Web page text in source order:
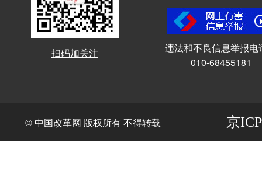
扫码加关注
违法和不良信息举报电
010-68455181
© 中国改革网 版权所有 不得转载 京